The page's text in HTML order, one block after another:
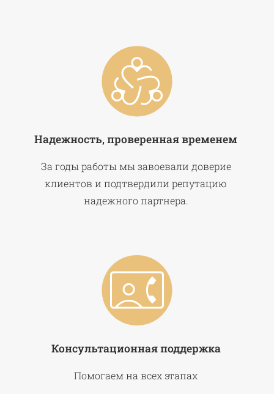
Надежность, проверенная временем
За годы работы мы завоевали доверие
клиентов и подтвердили репутацию
надежного партнера.
Консультационная поддержка
Помогаем на всех этапах